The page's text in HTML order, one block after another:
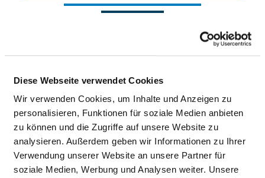
Diese Webseite verwendet Cookies
Wir verwenden Cookies, um Inhalte und Anzeigen zu
personalisieren, Funktionen für soziale Medien anbieten
zu können und die Zugriffe auf unsere Website zu
analysieren. Außerdem geben wir Informationen zu Ihrer
Verwendung unserer Website an unsere Partner für
soziale Medien, Werbung und Analysen weiter. Unsere
Passend dazu:
Ärzte & Ärztinnen
Therapeutisches Personal
PFLEGEPERSONAL